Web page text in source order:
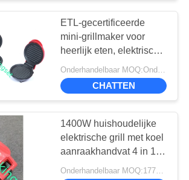
33
ETL-gecertificeerde
mini-grillmaker voor
heerlijk eten, elektrische
grill voor binnen en
buiten
CHATTEN
1400W huishoudelijke
elektrische grill met koel
aanraakhandvat 4 in 1
type grote grootte
Onderhandelbaar MOQ:1770 st